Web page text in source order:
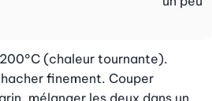
(chaleur tournante).
finement. Couper